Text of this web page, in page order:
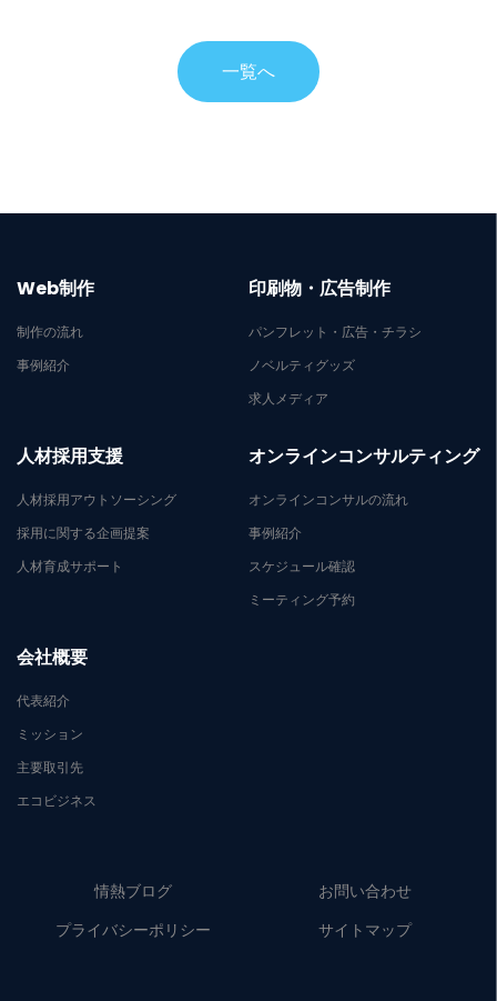
一覧へ
Web制作
制作の流れ
事例紹介
印刷物・広告制作
パンフレット・広告・チラシ
ノベルティグッズ
求人メディア
人材採用支援
人材採用アウトソーシング
採用に関する企画提案
人材育成サポート
オンラインコンサルティング
オンラインコンサルの流れ
事例紹介
スケジュール確認
ミーティング予約
会社概要
代表紹介
ミッション
主要取引先
エコビジネス
情熱ブログ
お問い合わせ
プライバシーポリシー
サイトマップ